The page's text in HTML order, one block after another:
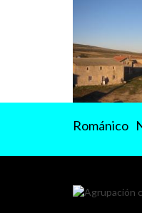
Románico